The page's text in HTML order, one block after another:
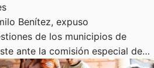
Benítez, expuso
de los municipios de
ante la comisión especial de…